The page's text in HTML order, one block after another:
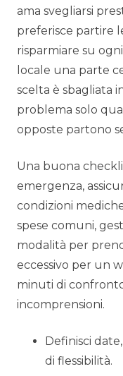
ama svegliarsi
preferisce partire
risparmiare su
locale una parte
scelta è sbagliata
problema solo
opposte partono
Una buona
emergenza,
condizioni
spese comuni,
modalità per
eccessivo per un
minuti di
incomprensioni.
Definisci
di flessibilità.